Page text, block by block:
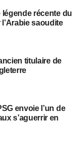
légende récente du
l’Arabie saoudite
titulaire de
envoie l’un de
s’aguerrir en